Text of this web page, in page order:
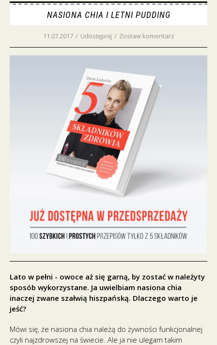
NASIONA CHIA I LETNI PUDDING
11.07.2017 / Udostępnij / Zostaw komentarz
Lato w pełni - owoce aż się garną, by zostać w należyty
sposób wykorzystane. Ja uwielbiam nasiona chia
inaczej zwane szałwią hiszpańską. Dlaczego warto je
jeść?
Mówi się, że nasiona chia należą do żywności funkcjonalnej
czyli najzdrowszej na świecie. Ale ja nie ulegam takim